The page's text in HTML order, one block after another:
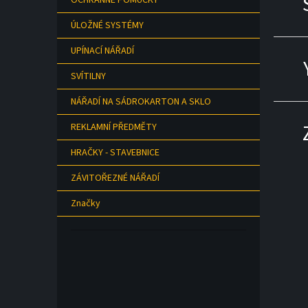
ÚLOŽNÉ SYSTÉMY
UPÍNACÍ NÁŘADÍ
SVÍTILNY
NÁŘADÍ NA SÁDROKARTON A SKLO
REKLAMNÍ PŘEDMĚTY
HRAČKY - STAVEBNICE
ZÁVITOŘEZNÉ NÁŘADÍ
Značky